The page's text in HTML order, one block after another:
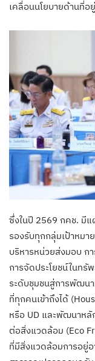
เคลื่อนนโยบายด้านที่อ
ซึ่งในปี 2569 กคช. มี
รองรับทุกกลุ่มเป้าหมา
บริหารหน่วยส่งมอบ กา
การจัดประโยชน์ในทรั
ระดับชุมชนสู่การพัฒน
ที่ทุกคนเข้าถึงได้
หรือ UD และพัฒนาห
ต่อสิ่งแวดล้อม (Eco
ที่มีสิ่งแวดล้อมการอยู่